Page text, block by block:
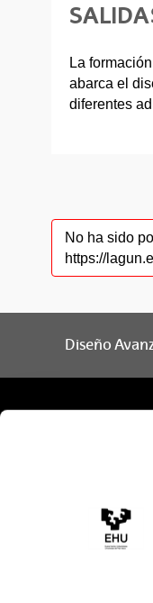
La
abarca el
diferentes
No ha sido
https://
Diseño